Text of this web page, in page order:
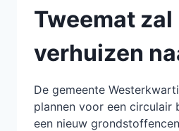
Tweemat zal
verhuizen
De gemeente
plannen voor een circulair
een nieuw